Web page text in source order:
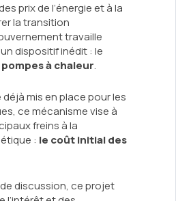
prix de l’énergie et à la
la transition
travaille
dispositif inédit : le
à chaleur.
mis en place pour les
ce mécanisme vise à
freins à la
: le coût initial des
discussion, ce projet